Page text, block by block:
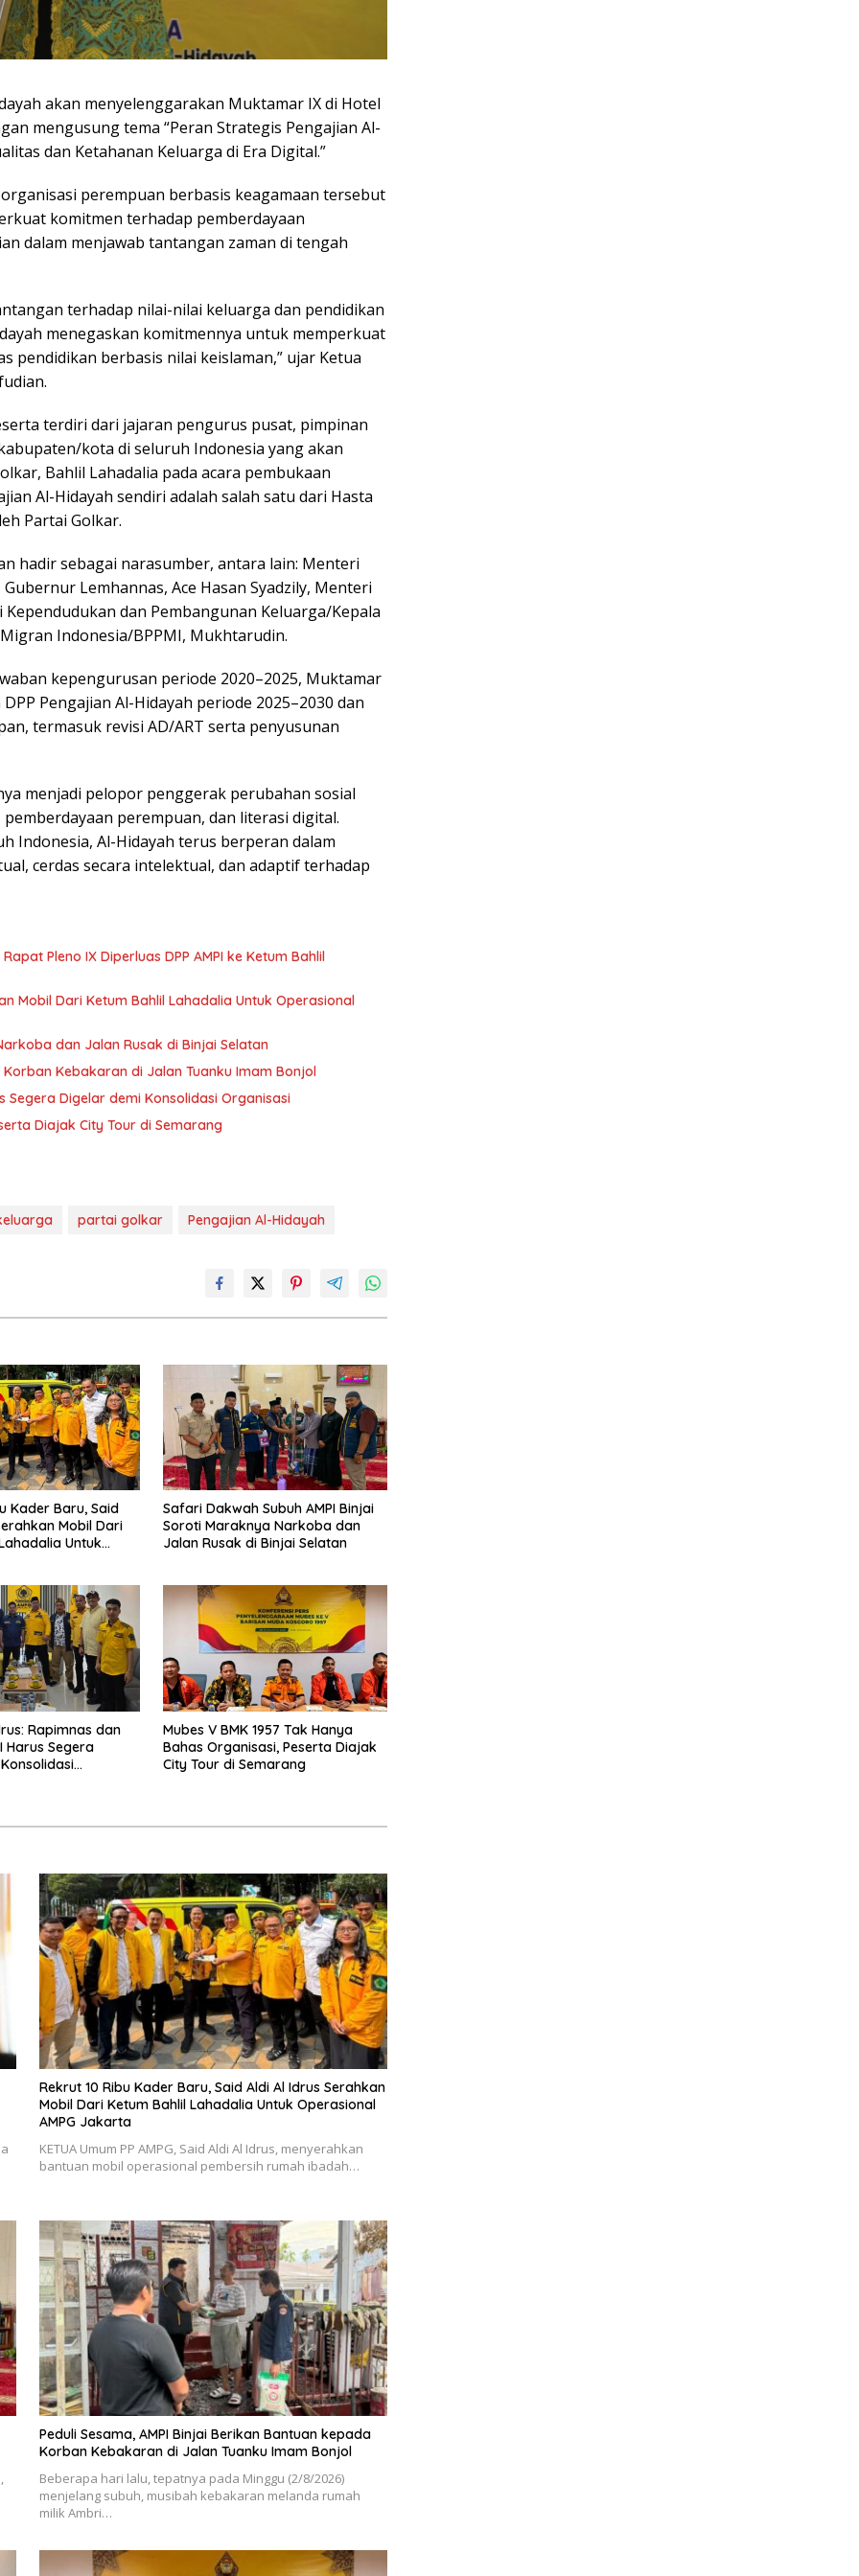
akan menyelenggarakan Muktamar IX di Hotel
mengusung tema “Peran Strategis Pengajian Al-
dan Ketahanan Keluarga di Era Digital.”
perempuan berbasis keagamaan tersebut
komitmen terhadap pemberdayaan
dalam menjawab tantangan zaman di tengah
terhadap nilai-nilai keluarga dan pendidikan
menegaskan komitmennya untuk memperkuat
pendidikan berbasis nilai keislaman,” ujar Ketua
terdiri dari jajaran pengurus pusat, pimpinan
kota di seluruh Indonesia yang akan
Bahlil Lahadalia pada acara pembukaan
Al-Hidayah sendiri adalah salah satu dari Hasta
Partai Golkar.
hadir sebagai narasumber, antara lain: Menteri
Lemhannas, Ace Hasan Syadzily, Menteri
dan Pembangunan Keluarga/Kepala
Indonesia/BPPMI, Mukhtarudin.
kepengurusan periode 2020–2025, Muktamar
Pengajian Al-Hidayah periode 2025–2030 dan
termasuk revisi AD/ART serta penyusunan
menjadi pelopor penggerak perubahan sosial
perempuan, dan literasi digital.
Indonesia, Al-Hidayah terus berperan dalam
cerdas secara intelektual, dan adaptif terhadap
Pleno IX Diperluas DPP AMPI ke Ketum Bahlil
Mobil Dari Ketum Bahlil Lahadalia Untuk Operasional
dan Jalan Rusak di Binjai Selatan
Kebakaran di Jalan Tuanku Imam Bonjol
Segera Digelar demi Konsolidasi Organisasi
Diajak City Tour di Semarang
partai golkar Pengajian Al-Hidayah
Kader Baru, Said
Mobil Dari
Untuk
Safari Dakwah Subuh AMPI Binjai
Soroti Maraknya Narkoba dan
Jalan Rusak di Binjai Selatan
Rapimnas dan
Harus Segera
Mubes V BMK 1957 Tak Hanya
Bahas Organisasi, Peserta Diajak
City Tour di Semarang
Rekrut 10 Ribu Kader Baru, Said Aldi Al Idrus Serahkan
Mobil Dari Ketum Bahlil Lahadalia Untuk Operasional
AMPG Jakarta
KETUA Umum PP AMPG, Said Aldi Al Idrus, menyerahkan
bantuan mobil operasional pembersih rumah ibadah…
Peduli Sesama, AMPI Binjai Berikan Bantuan kepada
Korban Kebakaran di Jalan Tuanku Imam Bonjol
Beberapa hari lalu, tepatnya pada Minggu (2/8/2026)
menjelang subuh, musibah kebakaran melanda rumah
milik Ambri…